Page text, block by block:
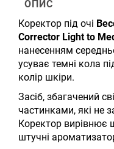
ОПИС
Коректор під очі
Corrector Light to
нанесенням
усуває темні кола
колір шкіри.
Засіб, збагачений
частинками, які не
Коректор вирівнює
штучні